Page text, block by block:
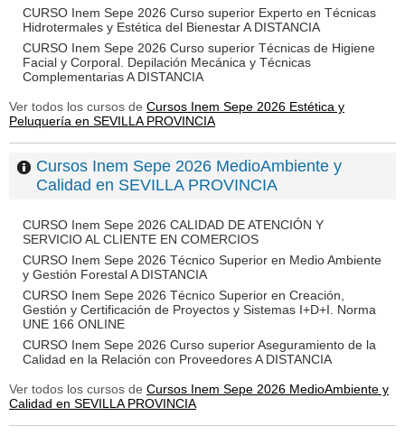
CURSO Inem Sepe 2026 Curso superior Experto en Técnicas
Hidrotermales y Estética del Bienestar A DISTANCIA
CURSO Inem Sepe 2026 Curso superior Técnicas de Higiene
Facial y Corporal. Depilación Mecánica y Técnicas
Complementarias A DISTANCIA
Ver todos los cursos de Cursos Inem Sepe 2026 Estética y
Peluquería en SEVILLA PROVINCIA
Cursos Inem Sepe 2026 MedioAmbiente y
Calidad en SEVILLA PROVINCIA
CURSO Inem Sepe 2026 CALIDAD DE ATENCIÓN Y
SERVICIO AL CLIENTE EN COMERCIOS
CURSO Inem Sepe 2026 Técnico Superior en Medio Ambiente
y Gestión Forestal A DISTANCIA
CURSO Inem Sepe 2026 Técnico Superior en Creación,
Gestión y Certificación de Proyectos y Sistemas I+D+I. Norma
UNE 166 ONLINE
CURSO Inem Sepe 2026 Curso superior Aseguramiento de la
Calidad en la Relación con Proveedores A DISTANCIA
Ver todos los cursos de Cursos Inem Sepe 2026 MedioAmbiente y
Calidad en SEVILLA PROVINCIA